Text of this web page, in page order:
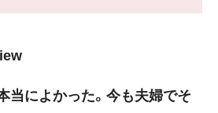
当によかった。今も夫婦でそ